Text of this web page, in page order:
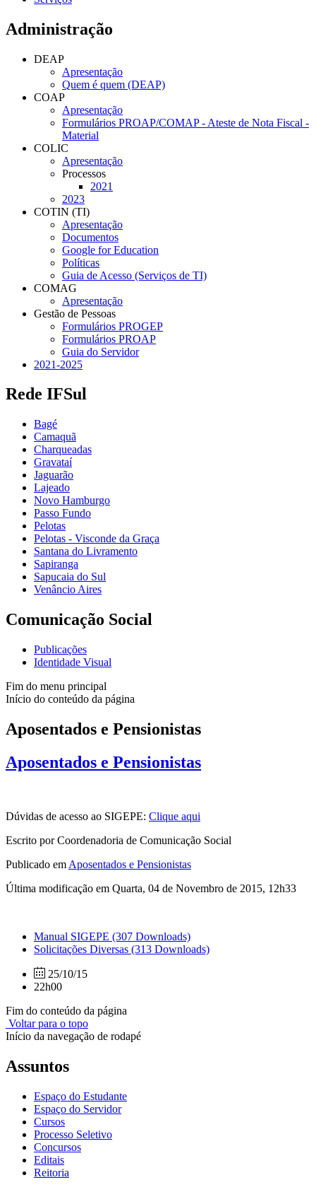
Administração
DEAP
Apresentação
Quem é quem (DEAP)
COAP
Apresentação
Formulários PROAP/COMAP - Ateste de Nota Fiscal -
Material
COLIC
Apresentação
Processos
2021
2023
COTIN (TI)
Apresentação
Documentos
Google for Education
Políticas
Guia de Acesso (Serviços de TI)
COMAG
Apresentação
Gestão de Pessoas
Formulários PROGEP
Formulários PROAP
Guia do Servidor
2021-2025
Rede IFSul
Bagé
Camaquã
Charqueadas
Gravataí
Jaguarão
Lajeado
Novo Hamburgo
Passo Fundo
Pelotas
Pelotas - Visconde da Graça
Santana do Livramento
Sapiranga
Sapucaia do Sul
Venâncio Aires
Comunicação Social
Publicações
Identidade Visual
Fim do menu principal
Início do conteúdo da página
Aposentados e Pensionistas
Aposentados e Pensionistas
Dúvidas de acesso ao SIGEPE: Clique aqui
Escrito por Coordenadoria de Comunicação Social
Publicado em Aposentados e Pensionistas
Última modificação em Quarta, 04 de Novembro de 2015, 12h33
Manual SIGEPE (307 Downloads)
Solicitações Diversas (313 Downloads)
25/10/15
22h00
Fim do conteúdo da página
Voltar para o topo
Início da navegação de rodapé
Assuntos
Espaço do Estudante
Espaço do Servidor
Cursos
Processo Seletivo
Concursos
Editais
Reitoria